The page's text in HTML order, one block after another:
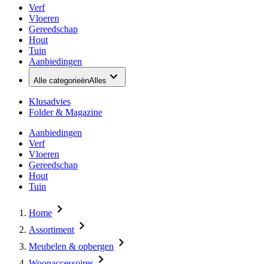
Verf
Vloeren
Gereedschap
Hout
Tuin
Aanbiedingen
Alle categorieënAlles
Klusadvies
Folder & Magazine
Aanbiedingen
Verf
Vloeren
Gereedschap
Hout
Tuin
Home
Assortiment
Meubelen & opbergen